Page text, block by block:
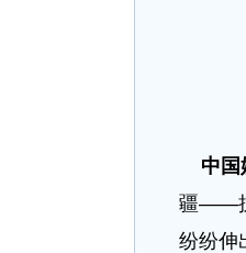
中国
疆——
纷纷伸